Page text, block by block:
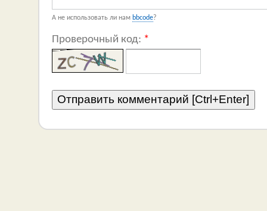
А не использовать ли нам bbcode?
Проверочный код: *